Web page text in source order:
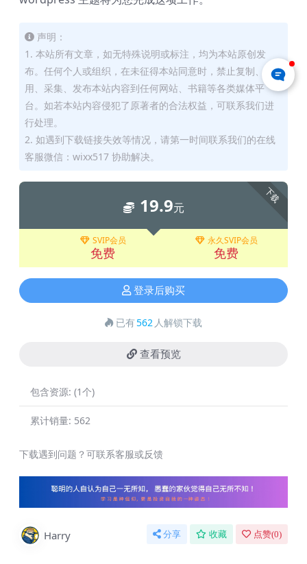
声明：
1. 本站所有文章，如无特殊说明或标注，均为本站原创发
布。任何个人或组织，在未征得本站同意时，禁止复制、盗
用、采集、发布本站内容到任何网站、书籍等各类媒体平
台。如若本站内容侵犯了原著者的合法权益，可联系我们进
行处理。
2. 如遇到下载链接失效等情况，请第一时间联系我们的在线
客服微信：wixx517 协助解决。
下载
19.9元
SVIP会员
免费
永久SVIP会员
免费
登录后购买
已有562 人解锁下载
查看预览
包含资源: (1个)
累计销量: 562
下载遇到问题？可联系客服或反馈
Harry 分享 收藏 点赞(0)